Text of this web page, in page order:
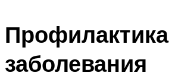
Профилактика
заболевания